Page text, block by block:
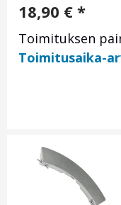
18,90 € *
Toimituksen
Toimitusaika-